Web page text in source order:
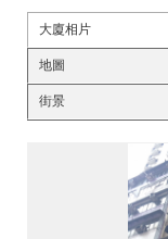
大廈相片
地圖
街景